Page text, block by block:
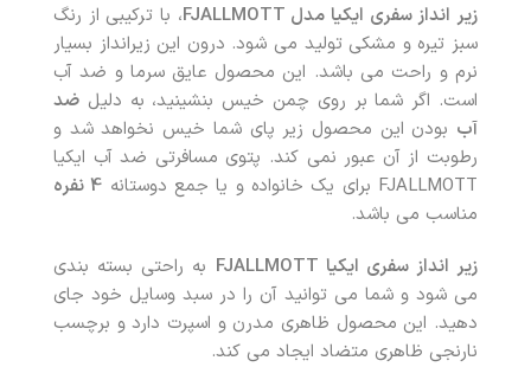
زیر انداز سفری ایکیا مدل FJALLMOTT
، با ترکیبی از رنگ
سبز تیره و مشکی تولید می شود. درون این زیرانداز بسیار
نرم و راحت می باشد. این محصول عایق سرما و ضد آب
است. اگر شما بر روی چمن خیس بنشینید، به دلیل ضد
آب بودن این محصول زیر پای شما خیس نخواهد شد و
رطوبت از آن عبور نمی کند. پتوی مسافرتی ضد آب ایکیا
FJALLMOTT برای یک خانواده و یا جمع دوستانه
4 نفره
مناسب می باشد.
زیر انداز سفری ایکیا FJALLMOTT
به راحتی بسته بندی
می شود و شما می توانید آن را در سبد وسایل خود جای
دهید. این محصول ظاهری مدرن و اسپرت دارد و برچسب
نارنجی ظاهری متضاد ایجاد می کند.